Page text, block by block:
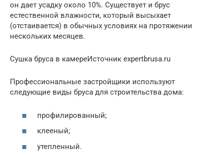
он дает усадку около 10%. Существует и брус
естественной влажности, который высыхает
(отстаивается) в обычных условиях на протяжении
нескольких месяцев.
Сушка бруса в камереИсточник expertbrusa.ru
Профессиональные застройщики используют
следующие виды бруса для строительства дома:
профилированный;
клееный;
утепленный.